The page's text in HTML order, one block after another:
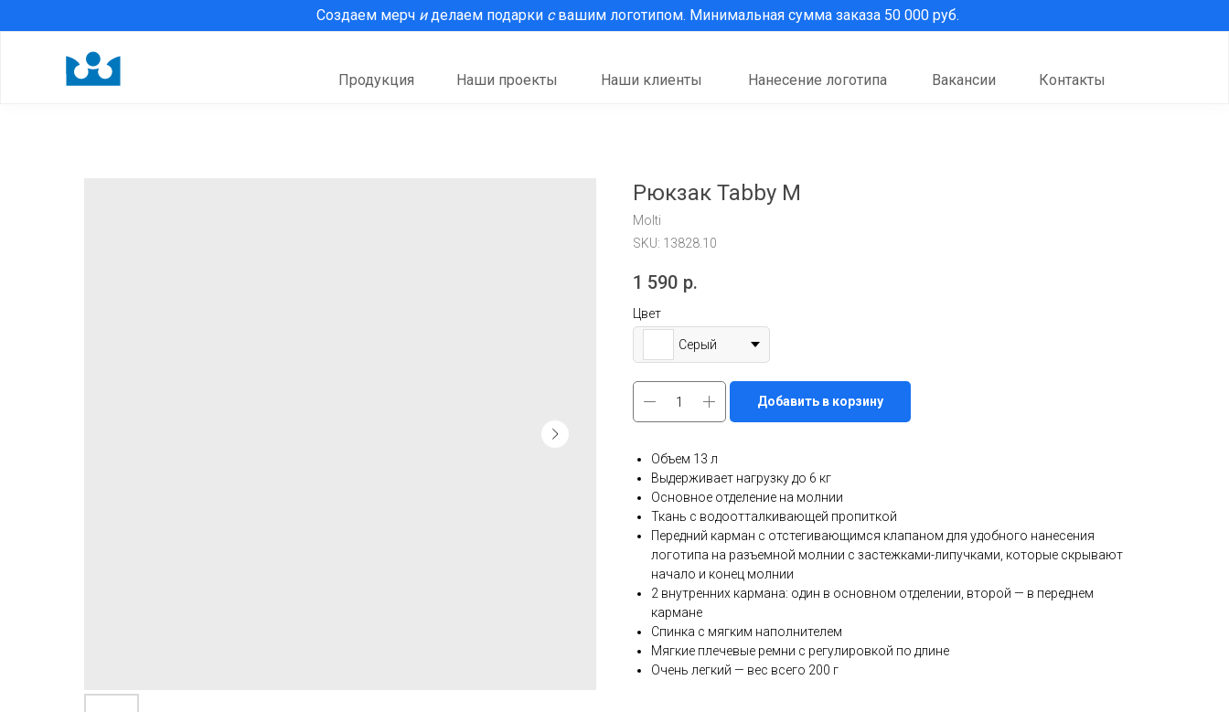
Продукция Наши клиенты
Наши проекты Вакансии Контакты
Нанесение логотипа
Создаем мерч иделаем подарки свашим логотипом. Минимальная сумма заказа 50 000 руб.
Рюкзак Tabby M
Molti
SKU: 13828.10
1 590 р.
Цвет
Серый
Добавить в корзину
Объем 13 л
Выдерживает нагрузку до 6 кг
Основное отделение на молнии
Ткань с водоотталкивающей пропиткой
Передний карман с отстегивающимся клапаном для удобного нанесения
логотипа на разъемной молнии с застежками-липучками, которые скрывают
начало и конец молнии
2 внутренних кармана: один в основном отделении, второй — в переднем
кармане
Спинка с мягким наполнителем
Мягкие плечевые ремни с регулировкой по длине
Очень легкий — вес всего 200 г